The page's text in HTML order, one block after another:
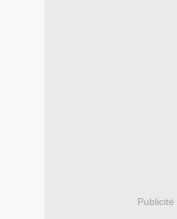
Publicité